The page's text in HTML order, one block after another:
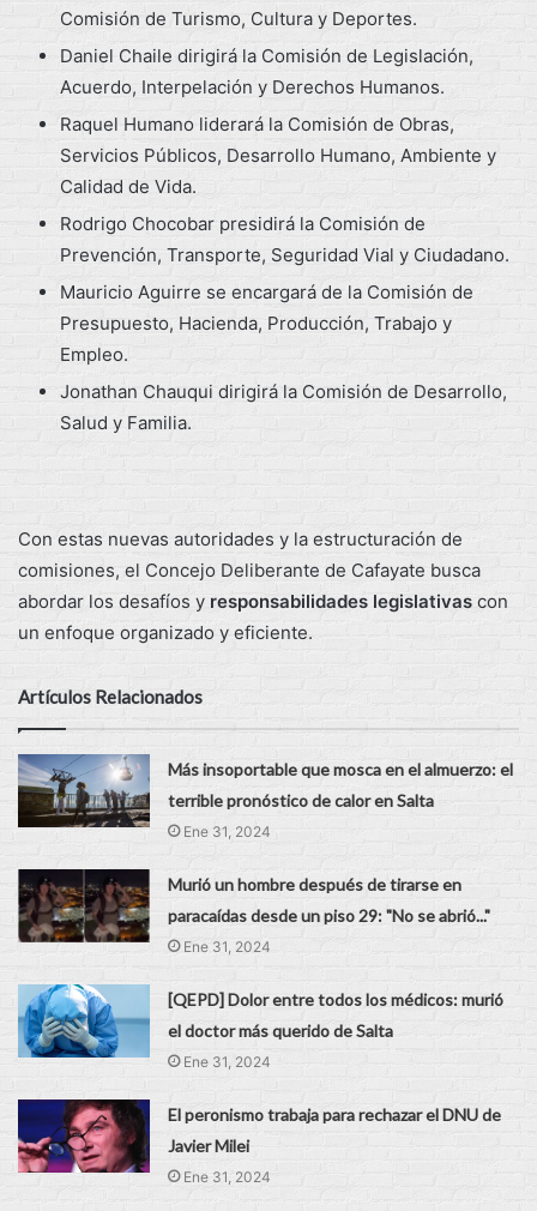
Comisión de Turismo, Cultura y Deportes.
Daniel Chaile dirigirá la Comisión de Legislación,
Acuerdo, Interpelación y Derechos Humanos.
Raquel Humano liderará la Comisión de Obras,
Servicios Públicos, Desarrollo Humano, Ambiente y
Calidad de Vida.
Rodrigo Chocobar presidirá la Comisión de
Prevención, Transporte, Seguridad Vial y Ciudadano.
Mauricio Aguirre se encargará de la Comisión de
Presupuesto, Hacienda, Producción, Trabajo y
Empleo.
Jonathan Chauqui dirigirá la Comisión de Desarrollo,
Salud y Familia.
Con estas nuevas autoridades y la estructuración de
comisiones, el Concejo Deliberante de Cafayate busca
abordar los desafíos y responsabilidades legislativas con
un enfoque organizado y eficiente.
Artículos Relacionados
Más insoportable que mosca en el almuerzo: el
terrible pronóstico de calor en Salta
Ene 31, 2024
Murió un hombre después de tirarse en
paracaídas desde un piso 29: "No se abrió..."
Ene 31, 2024
[QEPD] Dolor entre todos los médicos: murió
el doctor más querido de Salta
Ene 31, 2024
El peronismo trabaja para rechazar el DNU de
Javier Milei
Ene 31, 2024